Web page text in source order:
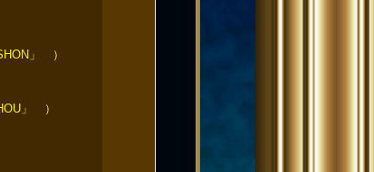
」 ）
」 ）